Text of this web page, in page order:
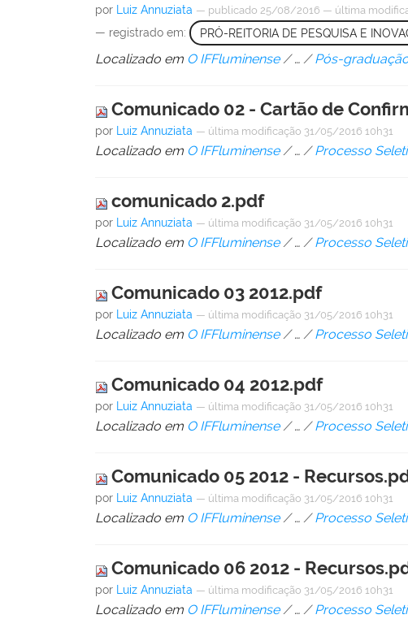
por Luiz Annuziata — publicado 25/08/2016 — última
— registrado em: PRÓ-REITORIA DE PESQUISA E
Localizado em O IFFluminense /…/Pós-
Comunicado 02 - Cartão de
por Luiz Annuziata — última modificação 31/05/2016 10h31
Localizado em O IFFluminense /…/Processo
comunicado 2.pdf
por Luiz Annuziata — última modificação 31/05/2016 10h31
Localizado em O IFFluminense /…/Processo
Comunicado 03 2012.pdf
por Luiz Annuziata — última modificação 31/05/2016 10h31
Localizado em O IFFluminense /…/Processo
Comunicado 04 2012.pdf
por Luiz Annuziata — última modificação 31/05/2016 10h31
Localizado em O IFFluminense /…/Processo
Comunicado 05 2012 -
por Luiz Annuziata — última modificação 31/05/2016 10h31
Localizado em O IFFluminense /…/Processo
Comunicado 06 2012 -
por Luiz Annuziata — última modificação 31/05/2016 10h31
Localizado em O IFFluminense /…/Processo